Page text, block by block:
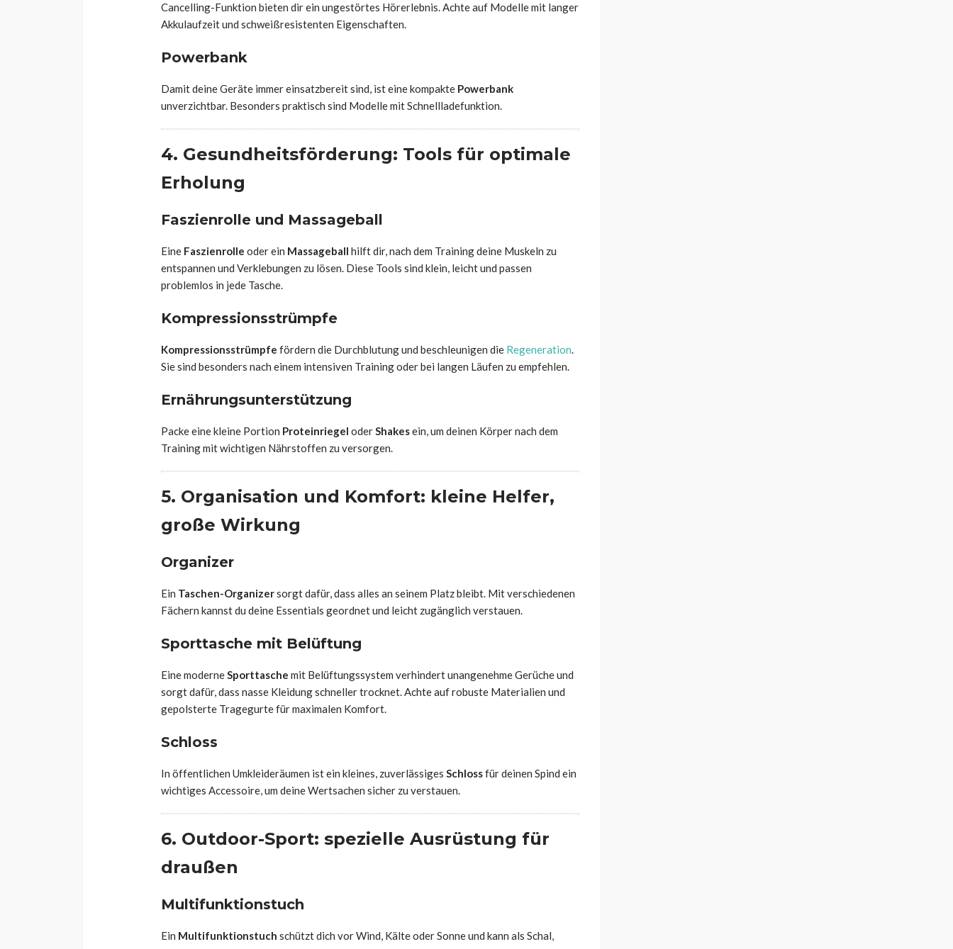
Cancelling-Funktion bieten dir ein ungestörtes Hörerlebnis. Achte auf Modelle mit langer
Akkulaufzeit und schweißresistenten Eigenschaften.
Powerbank
Damit deine Geräte immer einsatzbereit sind, ist eine kompakte Powerbank
unverzichtbar. Besonders praktisch sind Modelle mit Schnellladefunktion.
4. Gesundheitsförderung: Tools für optimale
Erholung
Faszienrolle und Massageball
Eine Faszienrolle oder ein Massageball hilft dir, nach dem Training deine Muskeln zu
entspannen und Verklebungen zu lösen. Diese Tools sind klein, leicht und passen
problemlos in jede Tasche.
Kompressionsstrümpfe
Kompressionsstrümpfe fördern die Durchblutung und beschleunigen die Regeneration.
Sie sind besonders nach einem intensiven Training oder bei langen Läufen zu empfehlen.
Ernährungsunterstützung
Packe eine kleine Portion Proteinriegel oderShakesein, um deinen Körper nach dem
Training mit wichtigen Nährstoffen zu versorgen.
5. Organisation und Komfort: kleine Helfer,
große Wirkung
Organizer
Ein Taschen-Organizersorgt dafür, dass alles an seinem Platz bleibt. Mit verschiedenen
Fächern kannst du deine Essentials geordnet und leicht zugänglich verstauen.
Sporttasche mit Belüftung
Eine moderneSporttasche mit Belüftungssystem verhindert unangenehme Gerüche und
sorgt dafür, dass nasse Kleidung schneller trocknet. Achte auf robuste Materialien und
gepolsterte Tragegurte für maximalen Komfort.
Schloss
In öffentlichen Umkleideräumen ist ein kleines, zuverlässiges Schlossfür deinen Spind ein
wichtiges Accessoire, um deine Wertsachen sicher zu verstauen.
6. Outdoor-Sport: spezielle Ausrüstung für
draußen
Multifunktionstuch
Ein Multifunktionstuch schützt dich vor Wind, Kälte oder Sonne und kann als Schal,